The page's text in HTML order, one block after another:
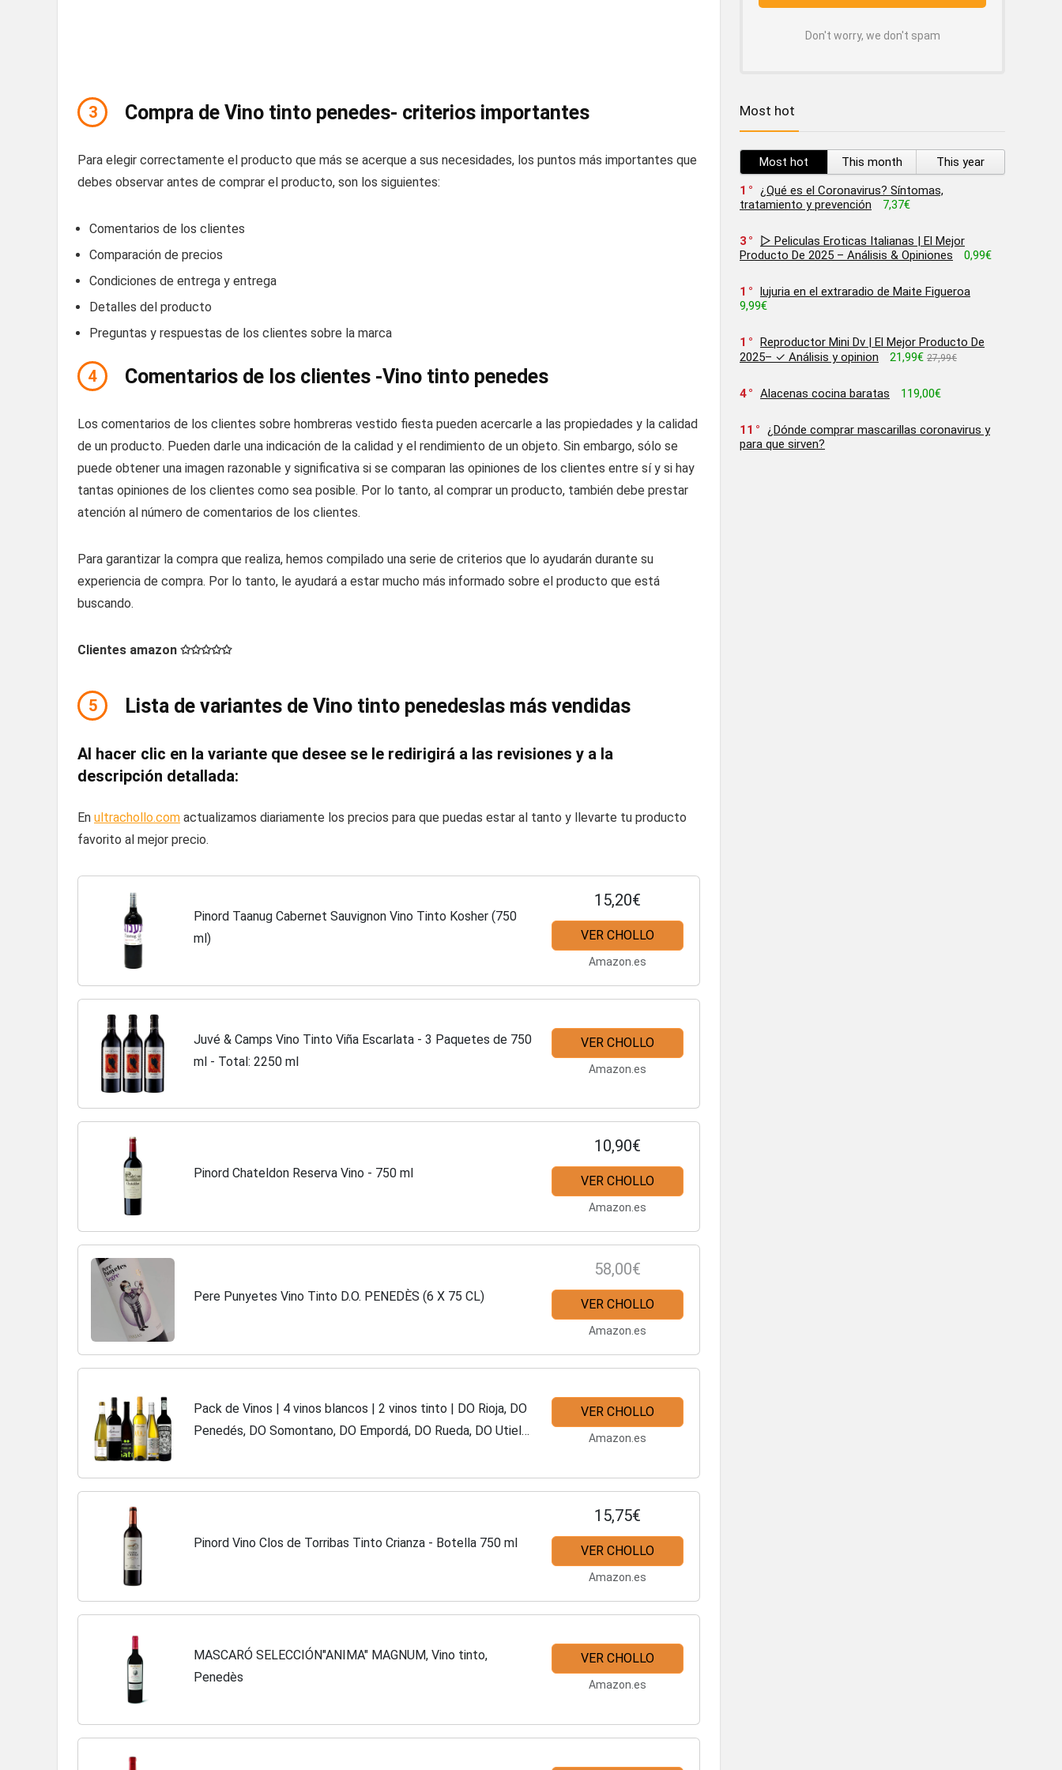
3 Compra de Vino tinto penedes- criterios importantes
Para elegir correctamente el producto que más se acerque a sus necesidades, los puntos más importantes que
debes observar antes de comprar el producto, son los siguientes:
Comentarios de los clientes
Comparación de precios
Condiciones de entrega y entrega
Detalles del producto
Preguntas y respuestas de los clientes sobre la marca
4 Comentarios de los clientes -Vino tinto penedes
Los comentarios de los clientes sobre hombreras vestido fiesta pueden acercarle a las propiedades y la calidad
de un producto. Pueden darle una indicación de la calidad y el rendimiento de un objeto. Sin embargo, sólo se
puede obtener una imagen razonable y significativa si se comparan las opiniones de los clientes entre sí y si hay
tantas opiniones de los clientes como sea posible. Por lo tanto, al comprar un producto, también debe prestar
atención al número de comentarios de los clientes.
Para garantizar la compra que realiza, hemos compilado una serie de criterios que lo ayudarán durante su
experiencia de compra. Por lo tanto, le ayudará a estar mucho más informado sobre el producto que está
buscando.
Clientes amazon ✩✩✩✩✩
5 Lista de variantes de Vino tinto penedes las más vendidas
Al hacer clic en la variante que desee se le redirigirá a las revisiones y a la
descripción detallada:
En ultrachollo.com actualizamos diariamente los precios para que puedas estar al tanto y llevarte tu producto
favorito al mejor precio.
Pinord Taanug Cabernet Sauvignon Vino Tinto Kosher (750
ml)
15,20€
VER CHOLLO
Amazon.es
Juvé & Camps Vino Tinto Viña Escarlata - 3 Paquetes de 750
ml - Total: 2250 ml
VER CHOLLO
Amazon.es
Pinord Chateldon Reserva Vino - 750 ml
10,90€
VER CHOLLO
Amazon.es
Pere Punyetes Vino Tinto D.O. PENEDÈS (6 X 75 CL)
58,00€
VER CHOLLO
Amazon.es
Pack de Vinos | 4 vinos blancos | 2 vinos tinto | DO Rioja, DO
Penedés, DO Somontano, DO Empordá, DO Rueda, DO Utiel-
VER CHOLLO
Amazon.es
Pinord Vino Clos de Torribas Tinto Crianza - Botella 750 ml
15,75€
VER CHOLLO
Amazon.es
MASCARÓ SELECCIÓN"ANIMA" MAGNUM, Vino tinto,
Penedès
VER CHOLLO
Amazon.es
Don't worry, we don't spam
Most hot
Most hot This month
This year
1
¿Qué es el Coronavirus? Síntomas,
tratamiento y prevención
7,37€
3
▷ Peliculas Eroticas Italianas | El Mejor
Producto De 2025 – Análisis & Opiniones
0,99€
1
lujuria en el extraradio de Maite Figueroa
9,99€
1
Reproductor Mini Dv | El Mejor Producto De
2025– ✓ Análisis y opinion
21,99€ 27,99€
4 Alacenas cocina baratas 119,00€
11
¿Dónde comprar mascarillas coronavirus y
para que sirven?